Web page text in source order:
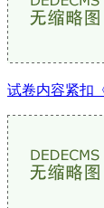
试卷内容紧扣